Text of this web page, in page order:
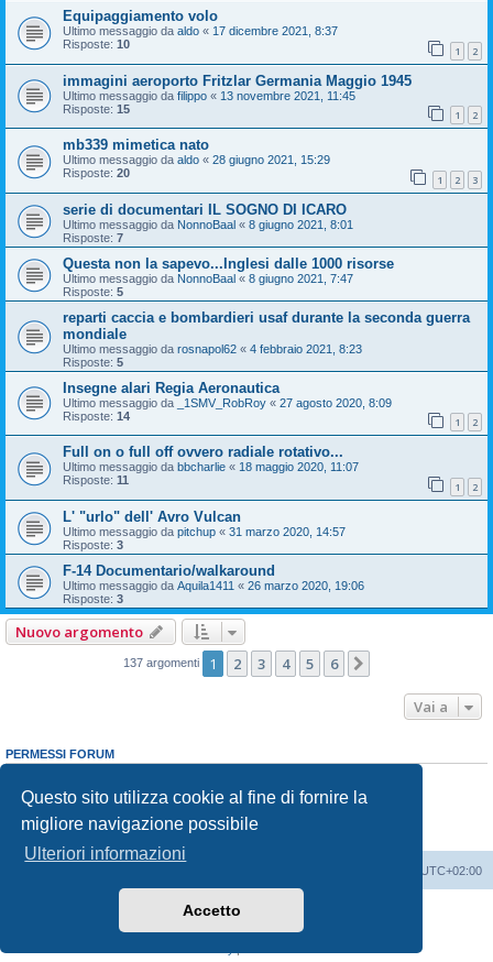
Questo sito utilizza cookie al fine di fornire la
migliore navigazione possibile
Ulteriori informazioni
Accetto
Equipaggiamento volo
Ultimo messaggio da aldo « 17 dicembre 2021, 8:37
Risposte: 10 1 2
immagini aeroporto Fritzlar Germania Maggio 1945
Ultimo messaggio da filippo « 13 novembre 2021, 11:45
Risposte: 15 1 2
mb339 mimetica nato
Ultimo messaggio da aldo « 28 giugno 2021, 15:29
Risposte: 20 1 2 3
serie di documentari IL SOGNO DI ICARO
Ultimo messaggio da NonnoBaal « 8 giugno 2021, 8:01
Risposte: 7
Questa non la sapevo...Inglesi dalle 1000 risorse
Ultimo messaggio da NonnoBaal « 8 giugno 2021, 7:47
Risposte: 5
reparti caccia e bombardieri usaf durante la seconda guerra
mondiale
Ultimo messaggio da rosnapol62 « 4 febbraio 2021, 8:23
Risposte: 5
Insegne alari Regia Aeronautica
Ultimo messaggio da _1SMV_RobRoy « 27 agosto 2020, 8:09
Risposte: 14 1 2
Full on o full off ovvero radiale rotativo...
Ultimo messaggio da bbcharlie « 18 maggio 2020, 11:07
Risposte: 11 1 2
L' "urlo" dell' Avro Vulcan
Ultimo messaggio da pitchup « 31 marzo 2020, 14:57
Risposte: 3
F-14 Documentario/walkaround
Ultimo messaggio da Aquila1411 « 26 marzo 2020, 19:06
Risposte: 3
Nuovo argomento
137 argomenti 1 2 3 4 5 6
Vai a
PERMESSI FORUM
Non puoi
rispondere negli argomenti
Non puoimodificare i tuoi messaggi
Non puoicancellare i tuoi messaggi
Non puoi
inviare allegati
UTC+02:00
phpBB® Forum Software © phpBB Limited
phpBB-Italia.it